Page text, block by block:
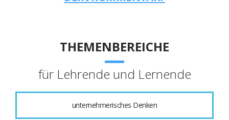
THEMENBEREICHE
für Lehrende und Lernende
unternehmerisches Denken